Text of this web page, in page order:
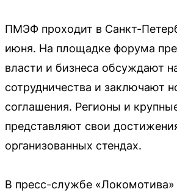
ПМЭФ проходит в Санкт-
июня. На площадке форума
власти и бизнеса обсуждают
сотрудничества и заключают
соглашения. Регионы и
представляют свои
организованных стендах.
В пресс-службе «Локомотива»